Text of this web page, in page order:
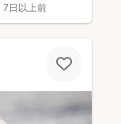
7日以上前